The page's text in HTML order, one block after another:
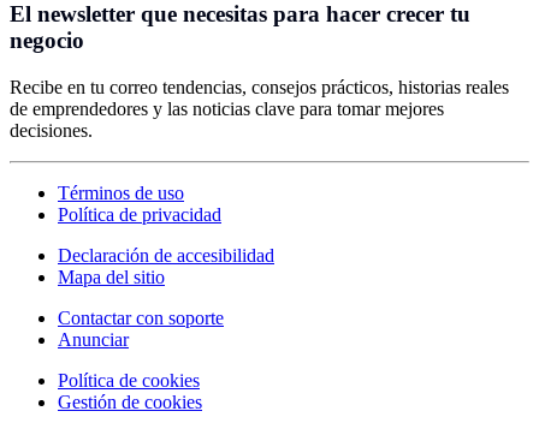
El newsletter que necesitas para hacer crecer tu
negocio
Recibe en tu correo tendencias, consejos prácticos, historias reales
de emprendedores y las noticias clave para tomar mejores
decisiones.
Términos de uso
Política de privacidad
Declaración de accesibilidad
Mapa del sitio
Contactar con soporte
Anunciar
Política de cookies
Gestión de cookies